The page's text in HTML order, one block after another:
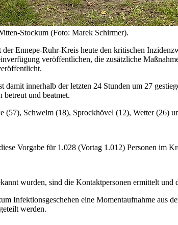
Stockum (Foto: Marek Schirmer).
Ennepe-Ruhr-Kreis heute den kritischen
veröffentlichen, die zusätzliche
innerhalb der letzten 24 Stunden um 27
und beatmet.
Schwelm (18), Sprockhövel (12), Wetter (26)
Vorgabe für 1.028 (Vortag 1.012) Personen im
wurden, sind die Kontaktpersonen ermittelt und
Infektionsgeschehen eine Momentaufnahme aus
werden.